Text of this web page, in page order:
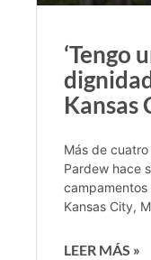
‘Tengo
Kansas
Más de
Pardew hace
campamentos
Kansas City,
LEER MÁS »